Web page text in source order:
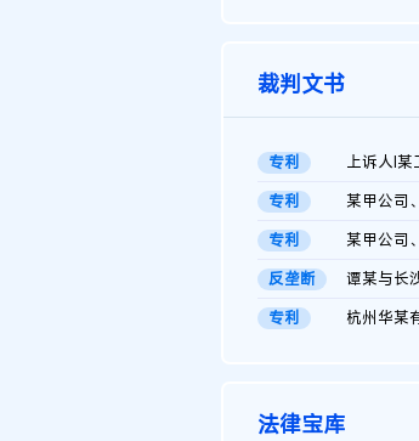
裁判文书
专利
专利
专利
反垄断
专利
法律宝库